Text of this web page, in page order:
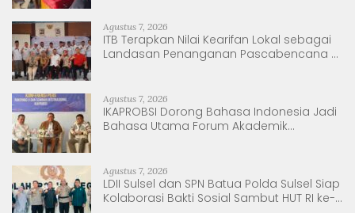
Agustus 7, 2026
ITB Terapkan Nilai Kearifan Lokal sebagai
Landasan Penanganan Pascabencana di
Agustus 7, 2026
IKAPROBSI Dorong Bahasa Indonesia Jadi
Bahasa Utama Forum Akademik
Agustus 7, 2026
LDII Sulsel dan SPN Batua Polda Sulsel Siap
Kolaborasi Bakti Sosial Sambut HUT RI ke-